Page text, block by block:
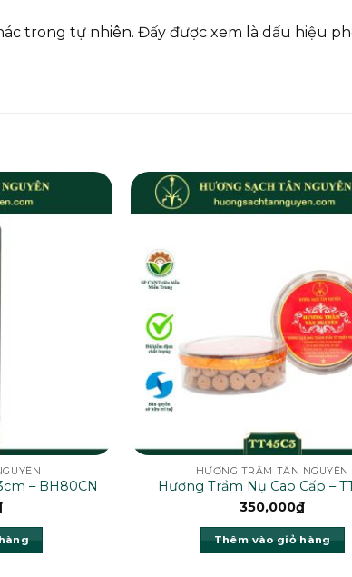
trong tự nhiên. Đấy được xem là dấu hiệu
– BH80CN
HƯƠNG TRẦM TÂN NGUYÊN
Hương Trầm Nụ Cao Cấp –
350,000₫
Thêm vào giỏ hàng